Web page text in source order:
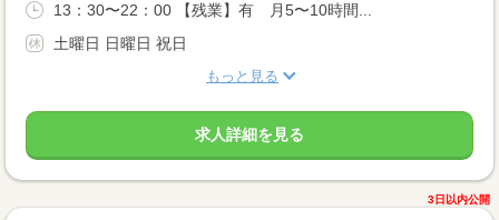
13：30〜22：00 【残業】有 月5〜10時間...
土曜日 日曜日 祝日
もっと見る
求人詳細を見る
3日以内公開